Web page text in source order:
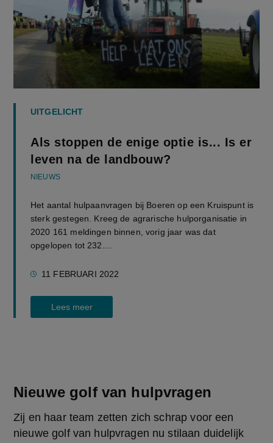
UITGELICHT
Als stoppen de enige optie is... Is er
leven na de landbouw?
NIEUWS
Het aantal hulpaanvragen bij Boeren op een Kruispunt is
sterk gestegen. Kreeg de agrarische hulporganisatie in
2020 161 meldingen binnen, vorig jaar was dat
opgelopen tot 232....
11 FEBRUARI 2022
Lees meer
Nieuwe golf van hulpvragen
Zij en haar team zetten zich schrap voor een
nieuwe golf van hulpvragen nu stilaan duidelijk